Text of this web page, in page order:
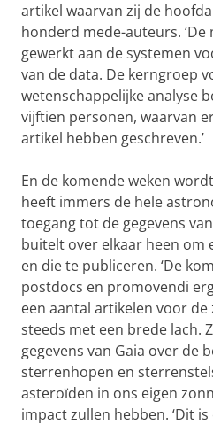
artikel waarvan zij de
honderd mede-auteurs.
gewerkt aan de systemen
van de data. De kerngroep
wetenschappelijke analyse
vijftien personen, waarvan
artikel hebben geschreven.’
En de komende weken
heeft immers de hele
toegang tot de gegevens
buitelt over elkaar heen om
en die te publiceren. ‘De
postdocs en promovendi
een aantal artikelen voor de
steeds met een brede lach.
gegevens van Gaia over de
sterrenhopen en
asteroïden in ons eigen
impact zullen hebben. ‘Dit